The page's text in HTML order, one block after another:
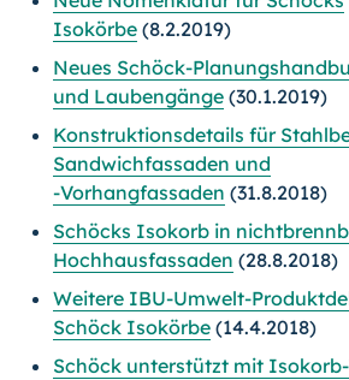
Isokörbe (8.2.2019)
Neues Schöck-
und Laubengänge (30.1.2019)
Konstruktionsdetails für
Sandwichfassaden und
-Vorhangfassaden (31.8.2018)
Schöcks Isokorb in
Hochhausfassaden (28.8.2018)
Weitere IBU-Umwelt-
Schöck Isokörbe (14.4.2018)
Schöck unterstützt mit